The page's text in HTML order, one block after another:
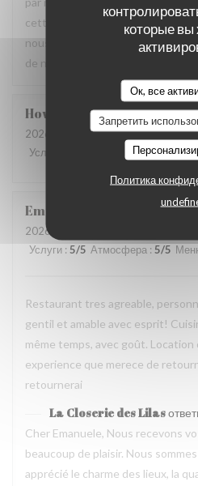
которые вы
Ок, все
Запретить
Политика
cette expérience a contribué à la
nous fait très plaisir. Nous serons
de nouveau à La Closerie des Lilas
Howard
2026-07-31
- 20:15 - гости 4
Услуги
Атмосфера:5/5
Emanuele
2026-07-31
Услуги : 5/5 Атмосфера : 5/5
Restaurant tres agreable,
gentil et amable avec esprit!
même temps, avec goût. Location
experience que merece de
retournerai
La Closerie des Lilas
Cher Emanuele, Nous recevons
beaucoup de plaisir. Nous
apprécié le charme des lieux, la